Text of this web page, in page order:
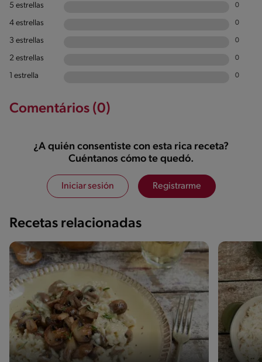
5 estrellas 0
4 estrellas 0
3 estrellas 0
2 estrellas 0
1 estrella 0
Comentários (0)
¿A quién consentiste con esta rica receta?
Cuéntanos cómo te quedó.
Iniciar sesión Registrarme
Recetas relacionadas